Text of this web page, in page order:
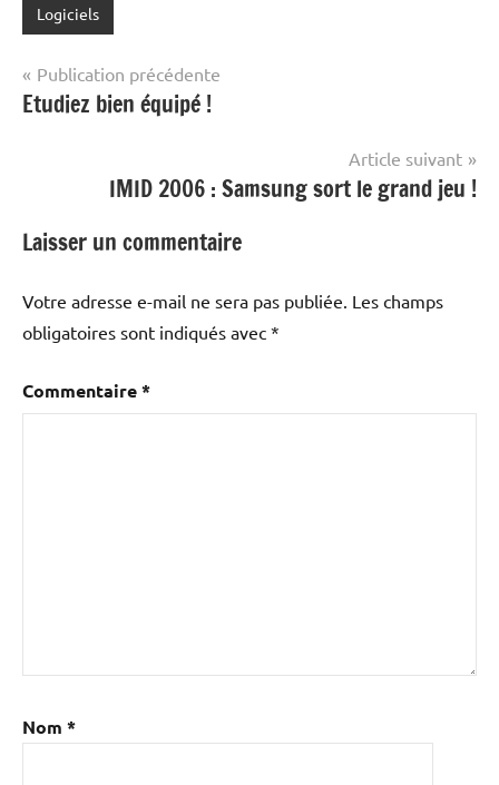
Logiciels
Navigation
de
Publication précédente
Etudiez bien équipé !
Article suivant
IMID 2006 : Samsung sort le grand jeu !
Laisser un commentaire
Votre adresse e-mail ne sera pas publiée. Les champs
obligatoires sont indiqués avec *
Commentaire*
Nom *